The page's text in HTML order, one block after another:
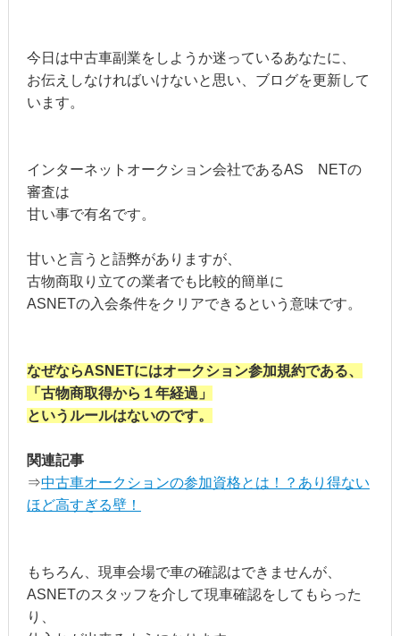
今日は中古車副業をしようか迷っているあなたに、
お伝えしなければいけないと思い、ブログを更新して
います。
インターネットオークション会社であるAS NETの
審査は
甘い事で有名です。
甘いと言うと語弊がありますが、
古物商取り立ての業者でも比較的簡単に
ASNETの入会条件をクリアできるという意味です。
なぜならASNETにはオークション参加規約である、
「古物商取得から１年経過」
というルールはないのです。
関連記事
⇒中古車オークションの参加資格とは！？あり得ない
ほど高すぎる壁！
もちろん、現車会場で車の確認はできませんが、
ASNETのスタッフを介して現車確認をしてもらった
り、